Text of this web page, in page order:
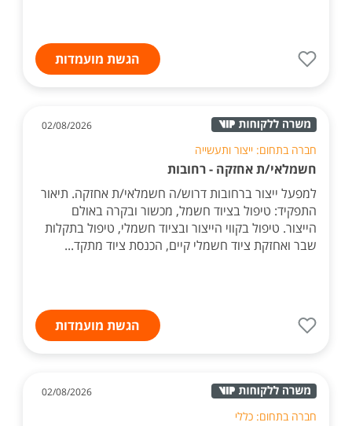
הגשת מועמדות
02/08/2026
חברה בתחום: ייצור ותעשייה
חשמלאי/ת אחזקה - רחובות
למפעל ייצור ברחובות דרוש/ה חשמלאי/ת אחזקה. תיאור
התפקיד: טיפול בציוד חשמל, מכשור ובקרה באולם
הייצור. טיפול בקווי הייצור ובציוד חשמלי, טיפול בתקלות
שבר ואחזקת ציוד חשמלי קיים, הכנסת ציוד מתקד...
הגשת מועמדות
02/08/2026
חברה בתחום: כללי